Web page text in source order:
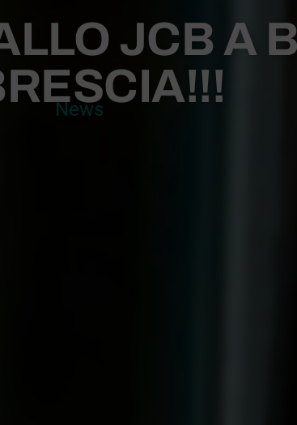
JCB A
News